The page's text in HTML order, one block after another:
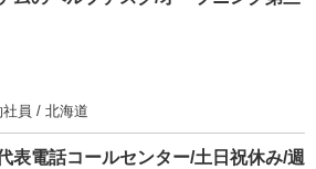
員 / 北海道
表電話コールセンター/土日祝休み/週